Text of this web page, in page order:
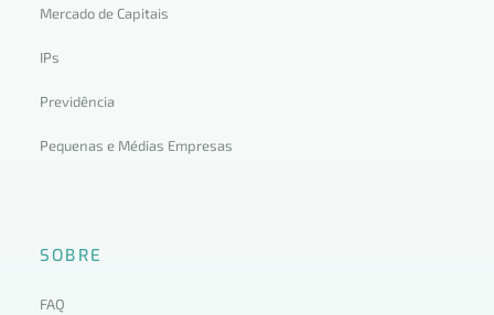
Mercado de Capitais
IPs
Previdência
Pequenas e Médias Empresas
SOBRE
FAQ